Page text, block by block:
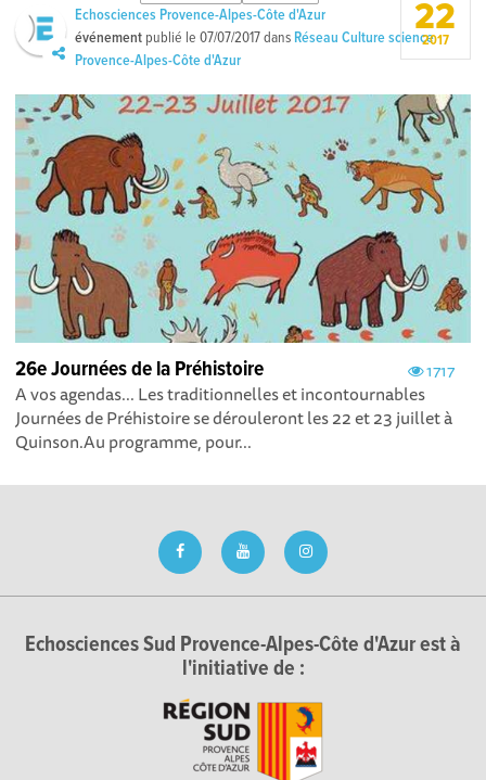
Echosciences Provence-Alpes-Côte d'Azur
événement publié le07/07/2017dans Réseau Culture science
Provence-Alpes-Côte d'Azur
22
2017
1717
26e Journées de la Préhistoire
A vos agendas... Les traditionnelles et incontournables
Journées de Préhistoire se dérouleront les 22 et 23 juillet à
Quinson.Au programme, pour...
Echosciences Sud Provence-Alpes-Côte d'Azur est à
l'initiative de :